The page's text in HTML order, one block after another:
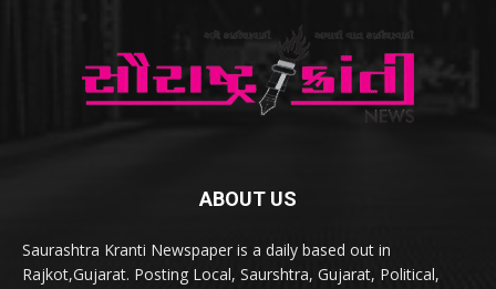
ABOUT US
Saurashtra Kranti Newspaper is a daily based out in
Rajkot,Gujarat. Posting Local, Saurshtra, Gujarat, Political,